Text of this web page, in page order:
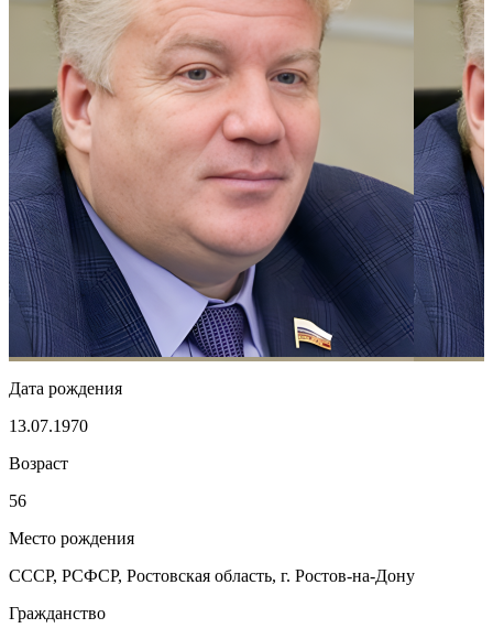
Дата рождения
13.07.1970
Возраст
56
Место рождения
СССР, РСФСР, Ростовская область, г. Ростов-на-Дону
Гражданство